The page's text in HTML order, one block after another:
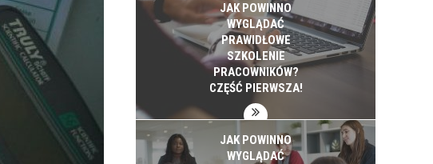
JAK POWINNO
WYGLĄDAĆ
PRAWIDŁOWE
SZKOLENIE
PRACOWNIKÓW?
CZĘŚĆ PIERWSZA!
JAK POWINNO
WYGLĄDAĆ